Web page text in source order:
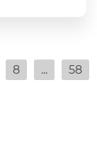
8 ... 58